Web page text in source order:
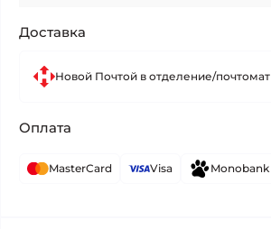
Доставка
Новой Почтой в отделение/почтомат
Оплата
MasterCard Visa Monobank